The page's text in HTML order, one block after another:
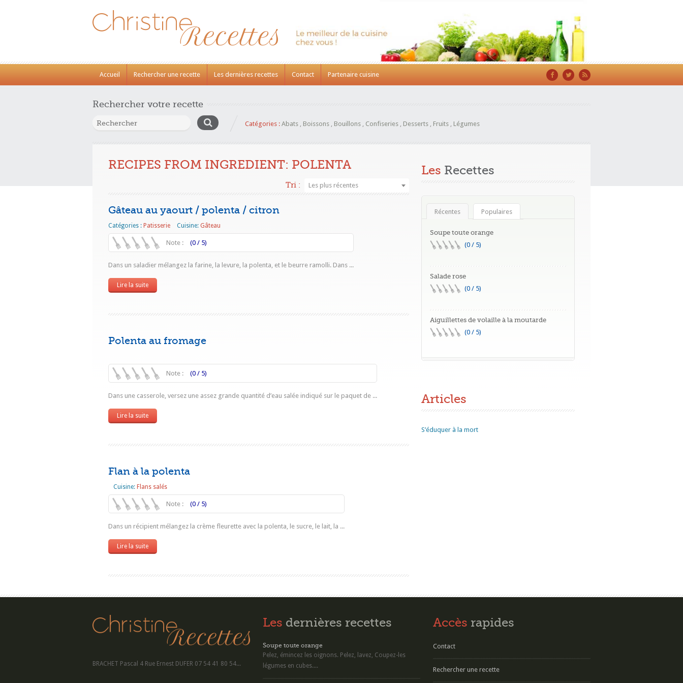
Accueil Rechercher une recette Les dernières recettes Contact Partenaire cuisine
Rechercher votre recette
Catégories : Abats Boissons Bouillons Confiseries Desserts Fruits Légumes
RECIPES FROM INGREDIENT: POLENTA
Tri : Les plus récentes
Gâteau au yaourt / polenta / citron
Catégories : Patisserie Cuisine: Gâteau
Note : (0 / 5)
Dans un saladier mélangez la farine, la levure, la polenta, et le beurre ramolli. Dans ...
Lire la suite
Polenta au fromage
Note : (0 / 5)
Dans une casserole, versez une assez grande quantité d’eau salée indiqué sur le paquet de ...
Lire la suite
Flan à la polenta
Cuisine: Flans salés
Note : (0 / 5)
Dans un récipient mélangez la crème fleurette avec la polenta, le sucre, le lait, la ...
Lire la suite
Les Recettes
Récentes Populaires
Soupe toute orange
(0 / 5)
Salade rose
(0 / 5)
Aiguillettes de volaille à la moutarde
(0 / 5)
Articles
S’éduquer à la mort
BRACHET Pascal 4 Rue Ernest DUFER 07 54 41 80 54...
Les dernières recettes
Soupe toute orange
Pelez, émincez les oignons. Pelez, lavez, Coupez-les
légumes en cubes....
Accès rapides
Contact
Rechercher une recette